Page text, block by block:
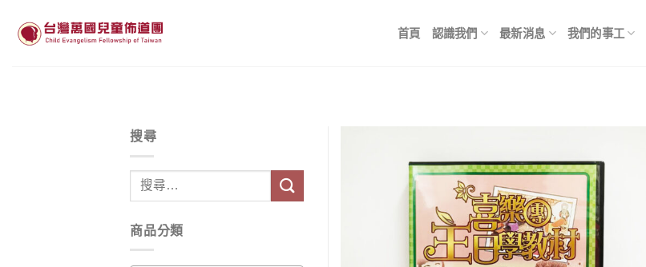
content
首頁 認識我們 最新消息 我們的事工
搜尋
鍵
字:
商品分類